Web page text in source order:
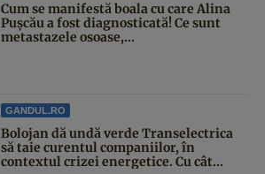
Cum se manifestă boala cu care Alina
Pușcău a fost diagnosticată! Ce sunt
metastazele osoase,...
GANDUL.RO
Bolojan dă undă verde Transelectrica
să taie curentul companiilor, în
contextul crizei energetice. Cu cât...